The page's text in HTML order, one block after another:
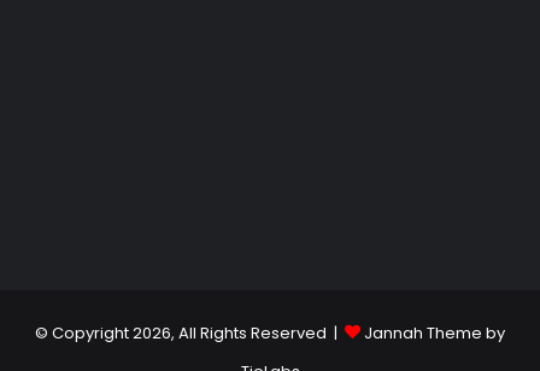
© Copyright 2026, All Rights Reserved |
Jannah Theme by